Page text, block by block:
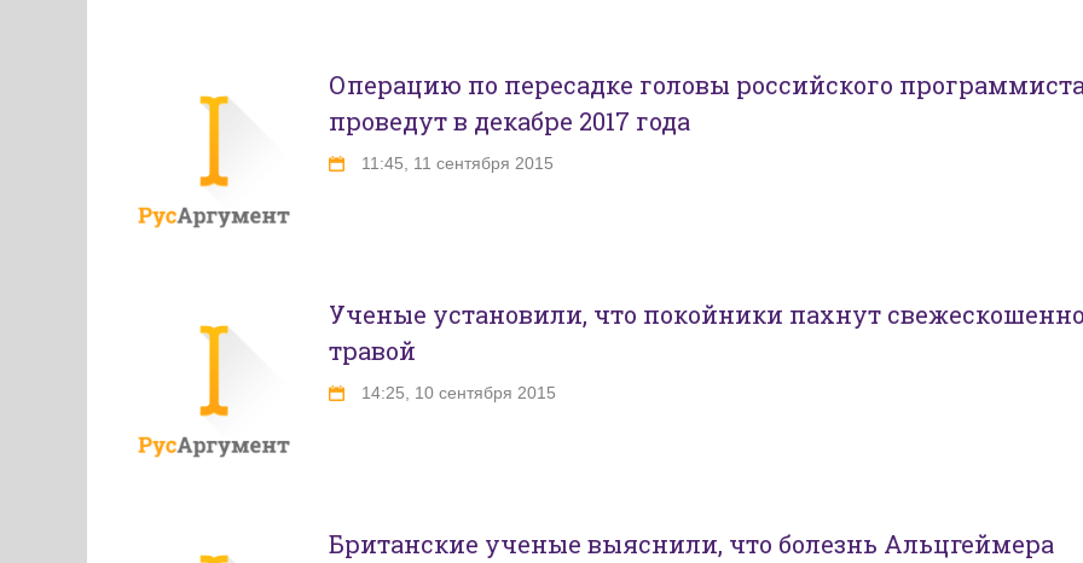
Операцию по пересадке головы российского
проведут в декабре 2017 года
11:45, 11 сентября 2015
Ученые установили, что покойники пахнут
травой
14:25, 10 сентября 2015
Британские ученые выяснили, что болезнь Альцгеймера